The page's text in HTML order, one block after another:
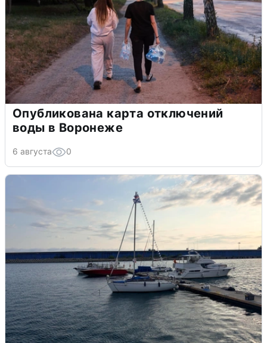
Опубликована карта отключений
воды в Воронеже
6 августа 0